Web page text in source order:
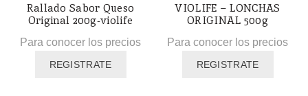
Rallado Sabor Queso
Original 200g-violife
Para conocer los precios
REGISTRATE
VIOLIFE – LONCHAS
ORIGINAL 500g
Para conocer los precios
REGISTRATE